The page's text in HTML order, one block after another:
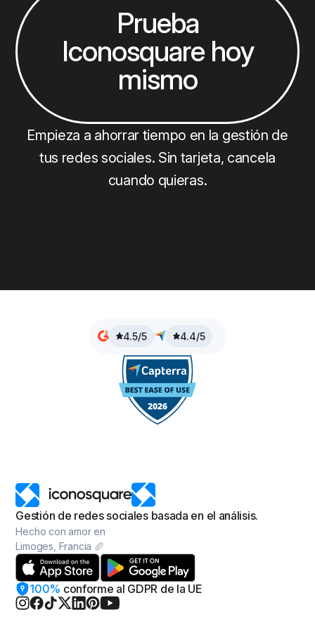
Prueba
Iconosquare hoy
mismo
Empieza a ahorrar tiempo en la gestión de
tus redes sociales. Sin tarjeta, cancela
cuando quieras.
4.5/5 4.4/5
Gestión de redes sociales basada en el análisis.
Hecho con amor en
Limoges, Francia 🥖
100% conforme al GDPR de la UE